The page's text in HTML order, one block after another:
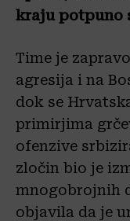
kraju potpuno
Time je
agresija i na
dok se
primirjima
ofenzive
zločin bio je
mnogobrojnih
objavila da je